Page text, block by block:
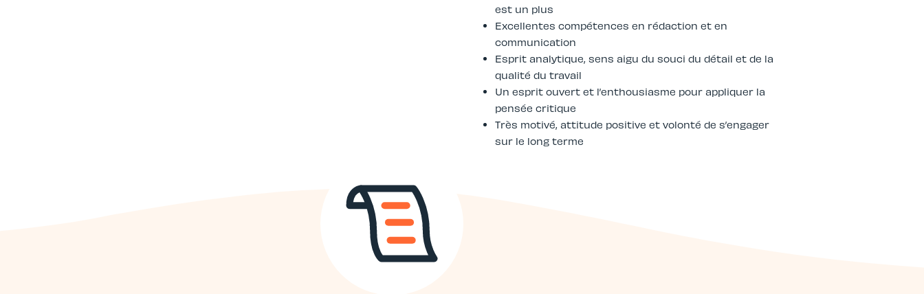
est un plus
Excellentes compétences en rédaction et en
communication
Esprit analytique, sens aigu du souci du détail et de la
qualité du travail
Un esprit ouvert et l’enthousiasme pour appliquer la
pensée critique
Très motivé, attitude positive et volonté de s’engager
sur le long terme